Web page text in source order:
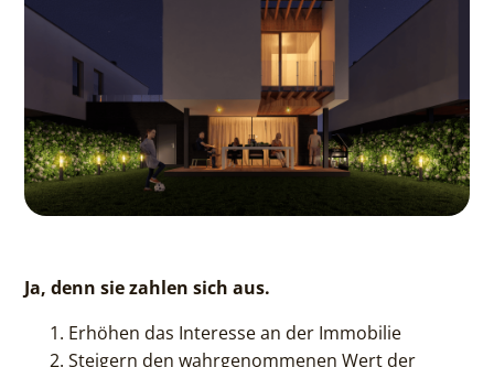
Ja, denn sie zahlen sich aus.
Erhöhen das Interesse an der Immobilie
Steigern den wahrgenommenen Wert der